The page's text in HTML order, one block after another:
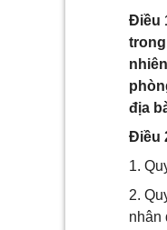
Điều
địa
Điều
1.
2.
nhân